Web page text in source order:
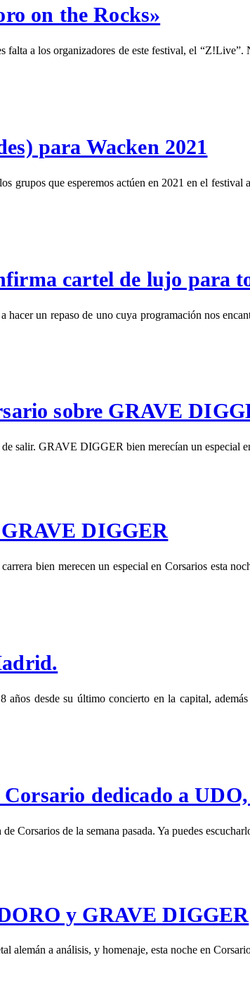
on the Rocks»
a los organizadores de este festival, el
para Wacken 2021
grupos que esperemos actúen en 2021 en el
cartel de lujo para
hacer un repaso de uno cuya programación nos
sobre GRAVE
salir. GRAVE DIGGER bien merecían un especial
GRAVE DIGGER
bien merecen un especial en Corsarios esta
desde su último concierto en la capital,
Corsario dedicado a
Corsarios de la semana pasada. Ya puedes
y GRAVE DIGGER
a análisis, y homenaje, esta noche en